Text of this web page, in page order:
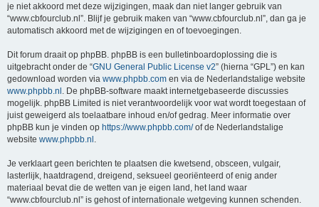
je niet akkoord met deze wijzigingen, maak dan niet langer gebruik van
“www.cbfourclub.nl”. Blijf je gebruik maken van “www.cbfourclub.nl”, dan ga je
automatisch akkoord met de wijzigingen en of toevoegingen.
Dit forum draait op phpBB. phpBB is een bulletinboardoplossing die is
uitgebracht onder de “GNU General Public License v2” (hierna “GPL”) en kan
gedownload worden via www.phpbb.com en via de Nederlandstalige website
www.phpbb.nl . De phpBB-software maakt internetgebaseerde discussies
mogelijk. phpBB Limited is niet verantwoordelijk voor wat wordt toegestaan of
juist geweigerd als toelaatbare inhoud en/of gedrag. Meer informatie over
phpBB kun je vinden op https://www.phpbb.com/of de Nederlandstalige
website www.phpbb.nl .
Je verklaart geen berichten te plaatsen die kwetsend, obsceen, vulgair,
lasterlijk, haatdragend, dreigend, seksueel georiënteerd of enig ander
materiaal bevat die de wetten van je eigen land, het land waar
“www.cbfourclub.nl” is gehost of internationale wetgeving kunnen schenden.